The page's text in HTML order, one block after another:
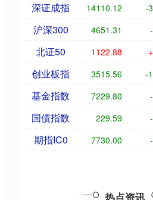
深证成指 14110.12 -
沪深300 4651.31
北证50 1122.88
创业板指 3515.56 -
基金指数 7229.80
国债指数 229.59
期指IC0 7730.00
热点资讯